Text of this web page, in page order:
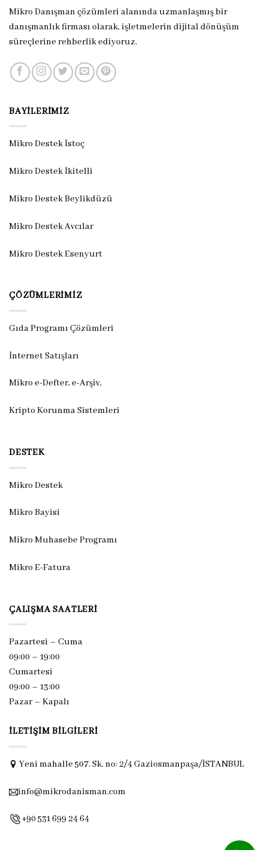
Mikro Danışman çözümleri alanında uzmanlaşmış bir
danışmanlık firması olarak, işletmelerin dijital dönüşüm
süreçlerine rehberlik ediyoruz.
BAYILERIMIZ
Mikro Destek İstoç
Mikro Destek İkitelli
Mikro Destek Beylikdüzü
Mikro Destek Avcılar
Mikro Destek Esenyurt
ÇÖZÜMLERIMIZ
Gıda Programı Çözümleri
İnternet Satışları
Mikro e-Defter, e-Arşiv,
Kripto Korunma Sistemleri
DESTEK
Mikro Destek
Mikro Bayisi
Mikro Muhasebe Programı
Mikro E-Fatura
ÇALIŞMA SAATLERI
Pazartesi – Cuma
09:00 – 19:00
Cumartesi
09:00 – 13:00
Pazar – Kapalı
İLETIŞIM BILGILERI
Yeni mahalle 507. Sk. no: 2/4 Gaziosmanpaşa/İSTANBUL
info@mikrodanisman.com
+90 531 699 24 64